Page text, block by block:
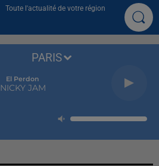
Toute l'actualité de votre région
El Perdon
NICKY JAM
PARIS